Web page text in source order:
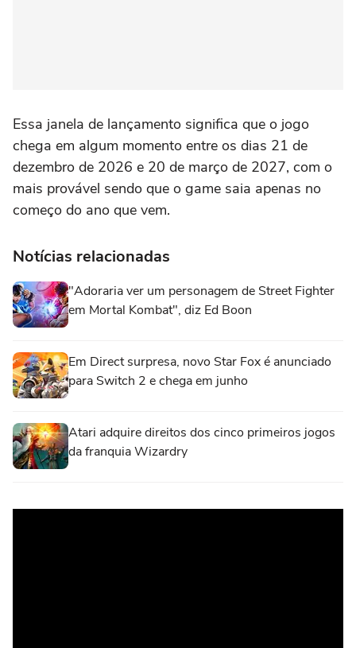
Essa janela de lançamento significa que o jogo
chega em algum momento entre os dias 21 de
dezembro de 2026 e 20 de março de 2027, com o
mais provável sendo que o game saia apenas no
começo do ano que vem.
Notícias relacionadas
"Adoraria ver um personagem de Street Fighter
em Mortal Kombat", diz Ed Boon
Em Direct surpresa, novo Star Fox é anunciado
para Switch 2 e chega em junho
Atari adquire direitos dos cinco primeiros jogos
da franquia Wizardry